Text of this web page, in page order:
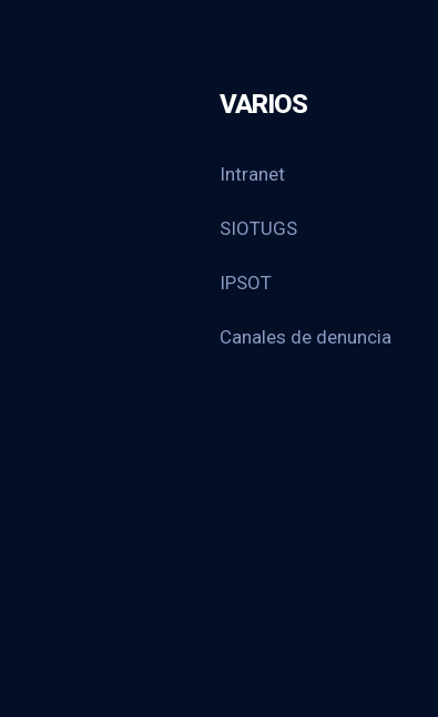
VARIOS
Intranet
SIOTUGS
IPSOT
Canales de denuncia